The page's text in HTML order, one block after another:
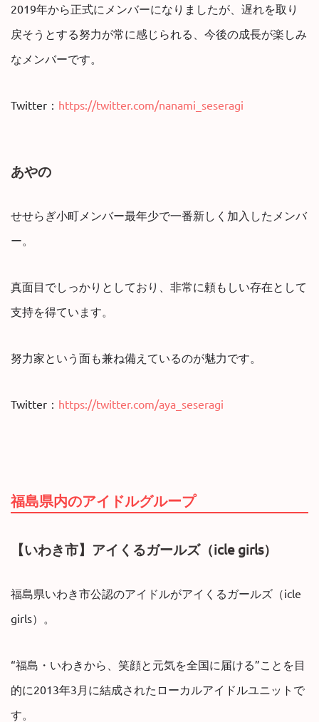
2019年から正式にメンバーになりましたが、遅れを取り
戻そうとする努力が常に感じられる、今後の成長が楽しみ
なメンバーです。
Twitter： https://twitter.com/nanami_seseragi
あやの
せせらぎ小町メンバー最年少で一番新しく加入したメンバ
ー。
真面目でしっかりとしており、非常に頼もしい存在として
支持を得ています。
努力家という面も兼ね備えているのが魅力です。
Twitter： https://twitter.com/aya_seseragi
福島県内のアイドルグループ
【いわき市】アイくるガールズ（icle girls）
福島県いわき市公認のアイドルがアイくるガールズ（icle
girls）。
“福島・いわきから、笑顔と元気を全国に届ける”ことを目
的に2013年3月に結成されたローカルアイドルユニットで
す。